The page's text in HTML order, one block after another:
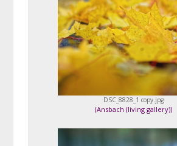
DSC_8828_1 copy.jpg
(Ansbach (living gallery))